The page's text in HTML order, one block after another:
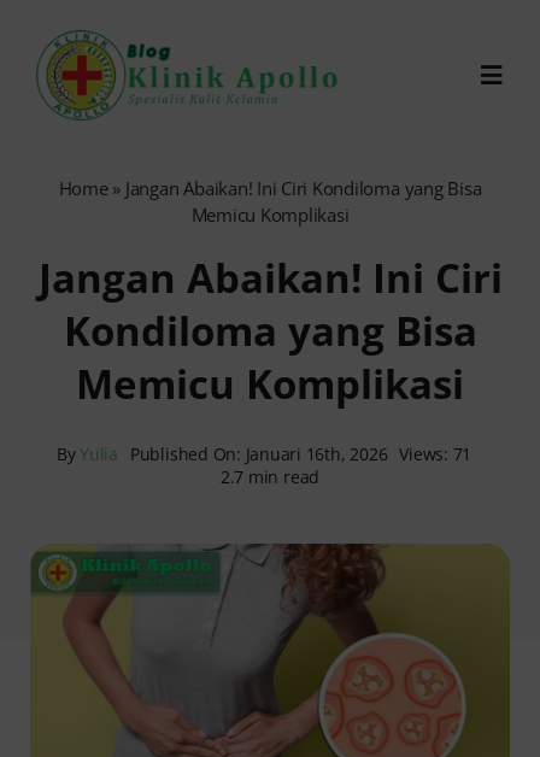
content
Reservasi Online
Search
Home» Jangan Abaikan! Ini Ciri Kondiloma yang Bisa
Memicu Komplikasi
Jangan Abaikan! Ini Ciri
Kondiloma yang Bisa
Memicu Komplikasi
ByYulia Published On: Januari 16th, 2026 Views: 71
2.7 min read